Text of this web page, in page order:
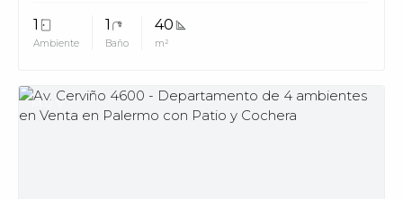
1
Ambiente
1
Baño
40
m²
MUV